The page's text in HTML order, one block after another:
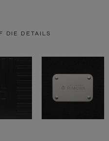
DIE DETAILS